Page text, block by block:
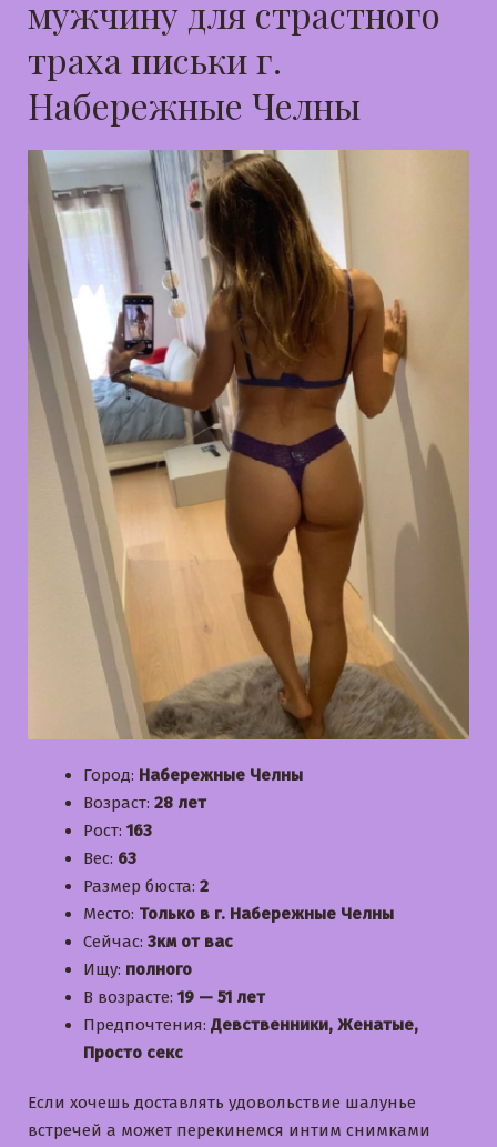
мужчину для страстного
траха письки г.
Набережные Челны
Город: Набережные Челны
Возраст: 28 лет
Рост: 163
Вес: 63
Размер бюста: 2
Место: Только в г. Набережные Челны
Сейчас: 3км от вас
Ищу: полного
В возрасте: 19 — 51 лет
Предпочтения: Девственники, Женатые,
Просто секс
Если хочешь доставлять удовольствие шалунье
встречей а может перекинемся интим снимками